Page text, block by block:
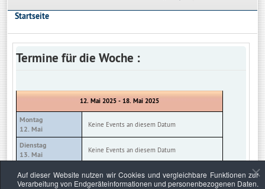
Startseite
Termine für die Woche :
12. Mai 2025 - 18. Mai 2025
Montag
12. Mai
Keine Events an diesem Datum
Dienstag
13. Mai
Keine Events an diesem Datum
Mittwoch
14. Mai
Keine Events an diesem Datum
Auf dieser Website nutzen wir Cookies und vergleichbare Funktionen zur
Verarbeitung von Endgeräteinformationen und personenbezogenen Daten.